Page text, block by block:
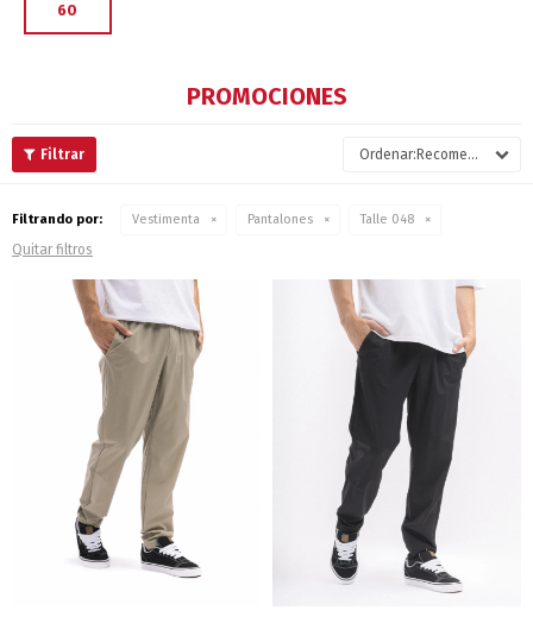
60
PROMOCIONES
Recomendados
Filtrando por: Vestimenta Pantalones Talle 048
Quitar filtros